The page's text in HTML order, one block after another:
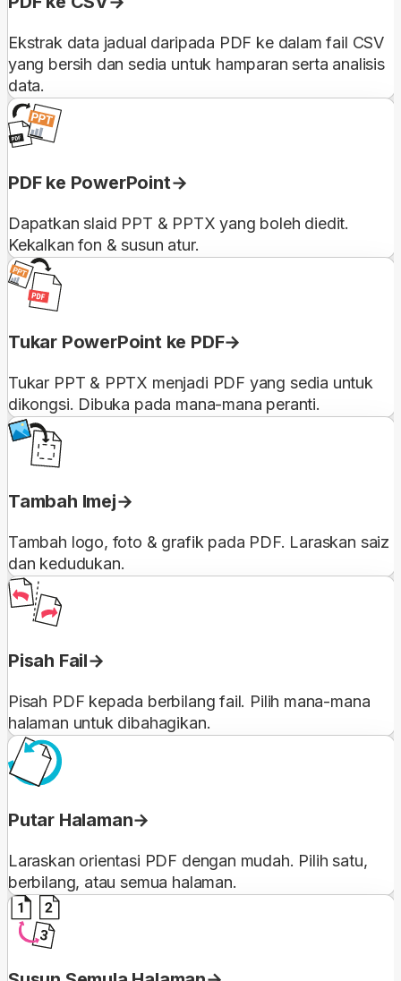
Ekstrak data jadual daripada PDF ke dalam fail CSV
yang bersih dan sedia untuk hamparan serta analisis
data.
PDF ke PowerPoint
Dapatkan slaid PPT & PPTX yang boleh diedit.
Kekalkan fon & susun atur.
Tukar PowerPoint ke PDF
Tukar PPT & PPTX menjadi PDF yang sedia untuk
dikongsi. Dibuka pada mana-mana peranti.
Tambah Imej
Tambah logo, foto & grafik pada PDF. Laraskan saiz
dan kedudukan.
Pisah Fail
Pisah PDF kepada berbilang fail. Pilih mana-mana
halaman untuk dibahagikan.
Putar Halaman
Laraskan orientasi PDF dengan mudah. Pilih satu,
berbilang, atau semua halaman.